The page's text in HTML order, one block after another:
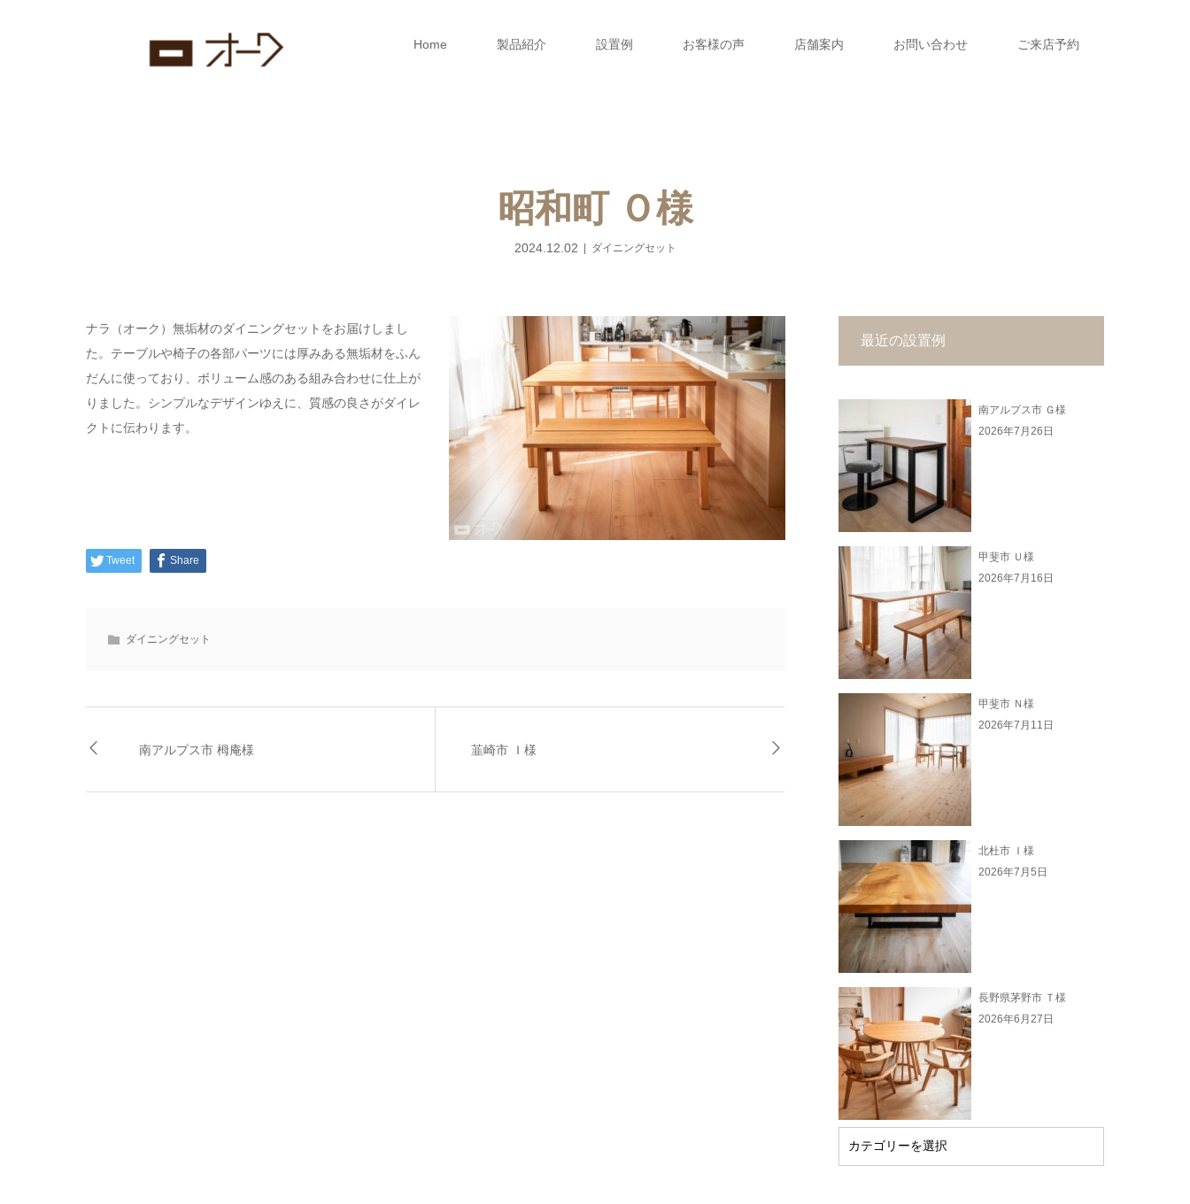
Home 製品紹介 設置例 お客様の声 店舗案内 お問い合わせ ご来店予約
昭和町 Ｏ様
2024.12.02 ダイニングセット
ナラ（オーク）無垢材のダイニングセットをお届けしまし
た。テーブルや椅子の各部パーツには厚みある無垢材をふん
だんに使っており、ボリューム感のある組み合わせに仕上が
りました。シンプルなデザインゆえに、質感の良さがダイレ
クトに伝わります。
Tweet Share
ダイニングセット
南アルプス市 栂庵様 韮崎市 Ｉ様
最近の設置例
南アルプス市 Ｇ様
2026年7月26日
甲斐市 Ｕ様
2026年7月16日
甲斐市 Ｎ様
2026年7月11日
北杜市 Ｉ様
2026年7月5日
長野県茅野市 Ｔ様
2026年6月27日